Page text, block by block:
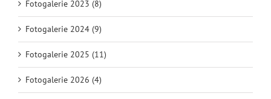
Fotogalerie 2023 (8)
Fotogalerie 2024 (9)
Fotogalerie 2025 (11)
Fotogalerie 2026 (4)